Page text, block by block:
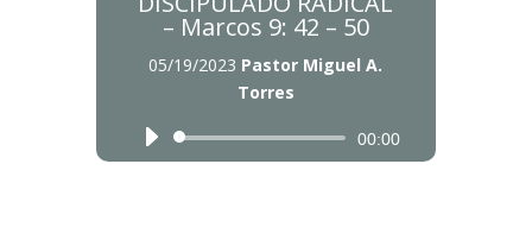
– Marcos 9: 42 – 50
05/19/2023 Pastor Miguel A.
Torres
Reproductor
de
Reproductor
de
00:00